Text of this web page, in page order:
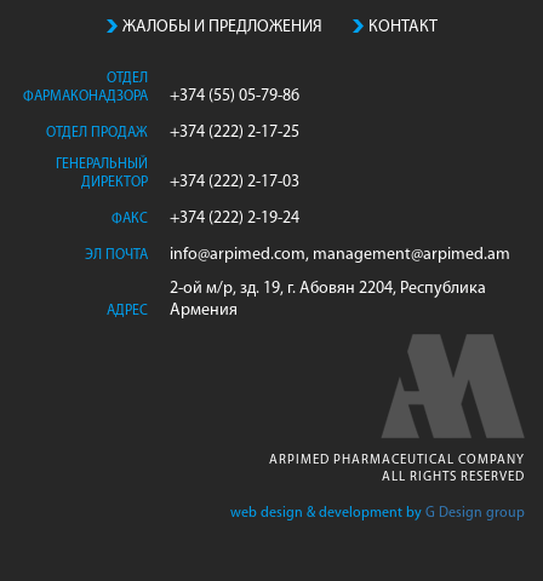
ЖАЛОБЫ И ПРЕДЛОЖЕНИЯ КОНТАКТ
ОТДЕЛ
ФАРМАКОНАДЗОРА
+374 (55) 05-79-86
ОТДЕЛ ПРОДАЖ +374 (222) 2-17-25
ГЕНЕРАЛЬНЫЙ
ДИРЕКТОР
+374 (222) 2-17-03
ФАКС +374 (222) 2-19-24
ЭЛ ПОЧТА info@arpimed.com, management@arpimed.am
АДРЕС
2-ой м/р, зд. 19, г. Абовян 2204, Республика
Армения
ARPIMED PHARMACEUTICAL COMPANY
ALL RIGHTS RESERVED
web design & development by G Design group